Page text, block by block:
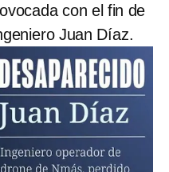
con el fin de
Juan Díaz.